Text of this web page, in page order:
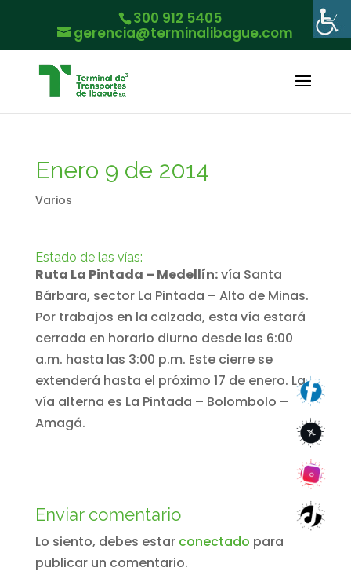
300 912 5405
gerencia@terminalibague.com
Enero 9 de 2014
Varios
Estado de las vías:
Ruta La Pintada – Medellín:vía Santa
Bárbara, sector La Pintada – Alto de Minas.
Por trabajos en la calzada, esta vía estará
cerrada en horario diurno desde las 6:00
a.m. hasta las 3:00 p.m. Este cierre se
extenderá hasta el próximo 17 de enero. La
vía alterna es La Pintada – Bolombolo –
Amagá.
Enviar comentario
Lo siento, debes estar conectado para
publicar un comentario.